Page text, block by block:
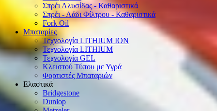
Σπρέι Αλυσίδας - Καθαριστικά
Σπρέι - Λάδι Φίλτρου - Καθαριστικά
Fork Oil
Μπαταρίες
Τεχνολογία LITHIUM ION
Τεχνολογία LITHIUM
Τεχνολογία GEL
Κλειστού Τύπου με Υγρά
Φορτιστές Μπαταριών
Ελαστικά
Bridgestone
Dunlop